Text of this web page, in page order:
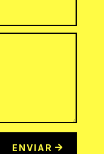
ENVIAR